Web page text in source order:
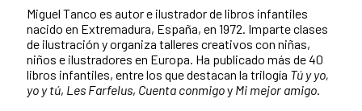
Miguel Tanco es autor e ilustrador de libros infantiles
nacido en Extremadura, España, en 1972. Imparte clases
de ilustración y organiza talleres creativos con niñas,
niños e ilustradores en Europa. Ha publicado más de 40
libros infantiles, entre los que destacan la trilogía Tú y yo,
yo y tú, Les Farfelus, Cuenta conmigoy Mi mejor amigo.